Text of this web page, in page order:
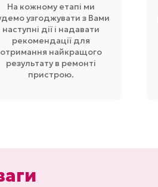
На кожному етапі ми
узгоджувати з Вами
наступні дії і надавати
рекомендації для
отримання найкращого
результату в ремонті
пристрою.